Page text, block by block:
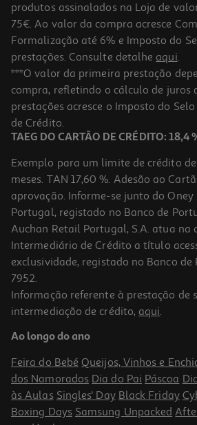
Papel Crepe Liderpapel Verde Escuro
0.99 €/un
0,99 €
Papel Crepe Liderpapel Azul Marinho
0.99 €/un
0,99 €
produtos assinalados na Loja de
75€. Ao valor da compra acresce
Formalização até 6% e Imposto do
prestações. Consulte detalhe aqui.
***O valor da primeira prestação
compra, refletindo o cálculo de juros
prestações acresce o Imposto do
de Crédito.
TAEG DO CARTÃO DE CRÉDITO: 18,4
Exemplo para um limite de crédito
meses. TAN 17,60 %. Adesão ao
aprovação. Informe-se junto do Oney
Portugal, registado no Banco de
Auchan Retail Portugal, S.A. atua na
Intermediário de Crédito a título
exclusividade, registado no Banco de
7952.
Informação referente à prestação de
intermediação de crédito, aqui.
Ao longo do ano
Feira do Bebé Queijos, Vinhos e
dos Namorados Dia do Pai Páscoa
às Aulas Singles' Day Black Friday
Boxing Days Samsung Unpacked